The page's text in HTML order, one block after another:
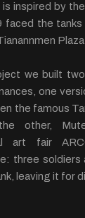
inspired by
faced the
Plaza.
we built
one
the famous
other,
art fair
three soldiers
leaving it for